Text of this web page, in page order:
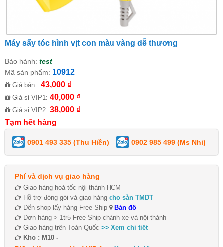
Máy sấy tóc hình vịt con màu vàng dễ thương
Bảo hành: test
Mã sản phẩm: 10912
Giá bán : 43,000 ₫
Giá sỉ VIP1: 40,000 ₫
Giá sỉ VIP2: 38,000 ₫
Tạm hết hàng
0901 493 335 (Thu Hiền) 0902 985 499 (Ms Nhi)
Phí và dịch vụ giao hàng
Giao hàng hoả tốc nội thành HCM
Hỗ trợ đóng gói và giao hàng cho sàn TMDT
Đến shop lấy hàng Free Ship
Bản đồ
Đơn hàng > 1tr5 Free Ship chành xe và nội thành
Giao hàng trên Toàn Quốc >> Xem chi tiết
Kho : M10 -